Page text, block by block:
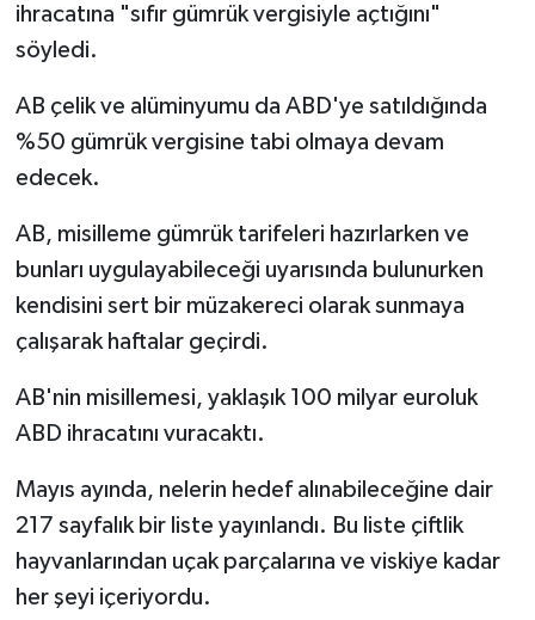
ihracatına "sıfır gümrük vergisiyle açtığını"
söyledi.
AB çelik ve alüminyumu da ABD'ye satıldığında
%50 gümrük vergisine tabi olmaya devam
edecek.
AB, misilleme gümrük tarifeleri hazırlarken ve
bunları uygulayabileceği uyarısında bulunurken
kendisini sert bir müzakereci olarak sunmaya
çalışarak haftalar geçirdi.
AB'nin misillemesi, yaklaşık 100 milyar euroluk
ABD ihracatını vuracaktı.
Mayıs ayında, nelerin hedef alınabileceğine dair
217 sayfalık bir liste yayınlandı. Bu liste çiftlik
hayvanlarından uçak parçalarına ve viskiye kadar
her şeyi içeriyordu.